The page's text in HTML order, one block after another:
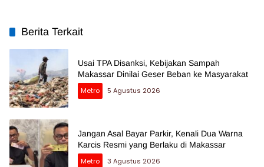
Berita Terkait
Usai TPA Disanksi, Kebijakan Sampah
Makassar Dinilai Geser Beban ke Masyarakat
Metro
5 Agustus 2026
Jangan Asal Bayar Parkir, Kenali Dua Warna
Karcis Resmi yang Berlaku di Makassar
Metro
3 Agustus 2026